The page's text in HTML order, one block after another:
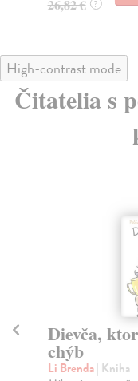
26,82 € ?
High-contrast mode
Čitatelia s
Dievča,
chýb
Li Brenda| Kniha